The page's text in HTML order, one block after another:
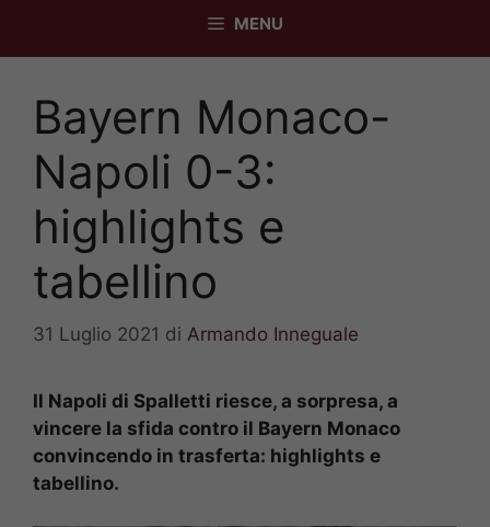
MENU
Bayern Monaco-
Napoli 0-3:
highlights e
tabellino
31 Luglio 2021 di Armando Inneguale
Il Napoli di Spalletti riesce, a sorpresa, a
vincere la sfida contro il Bayern Monaco
convincendo in trasferta: highlights e
tabellino.